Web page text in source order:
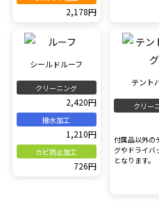
2,178円
シールドルーフ
クリーニング
2,420円
撥水加工
1,210円
カビ防止加工
726円
テント
クリー
付属品以外の
グやドライバ
となります。